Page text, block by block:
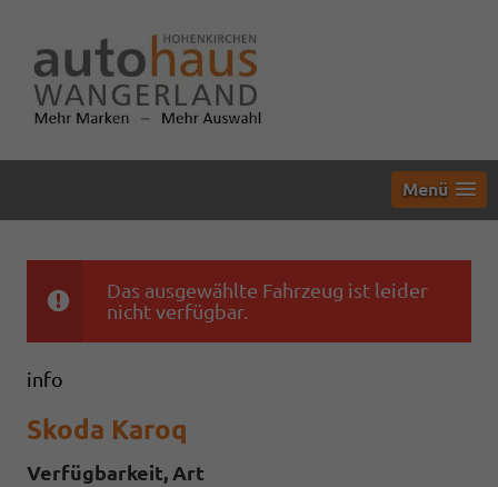
Menü
Das ausgewählte Fahrzeug ist leider
nicht verfügbar.
info
Skoda Karoq
Verfügbarkeit, Art